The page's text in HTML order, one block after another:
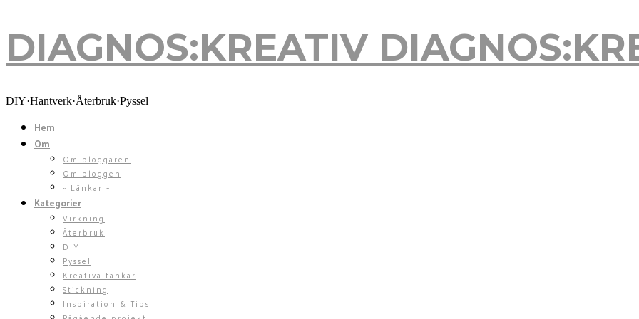
DIAGNOS:KREATIV
DIY·Hantverk·Återbruk·Pyssel
Hem
Om
Om bloggaren
Om bloggen
~ Länkar ~
Kategorier
Virkning
Återbruk
DIY
Pyssel
Kreativa tankar
Stickning
Inspiration & Tips